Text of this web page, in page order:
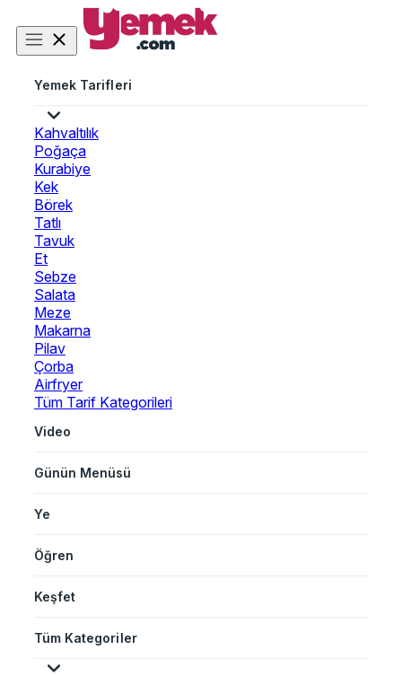
Yemek Tarifleri
Kahvaltılık
Poğaça
Kurabiye
Kek
Börek
Tatlı
Tavuk
Et
Sebze
Salata
Meze
Makarna
Pilav
Çorba
Airfryer
Tüm Tarif Kategorileri
Video
Günün Menüsü
Ye
Öğren
Keşfet
Tüm Kategoriler